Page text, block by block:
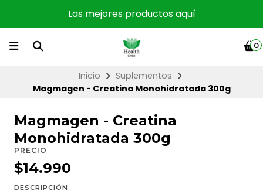
Las mejores productos aquí
0
Inicio
Suplementos
Magmagen - Creatina Monohidratada 300g
Magmagen - Creatina
Monohidratada 300g
PRECIO
$14.990
DESCRIPCIÓN